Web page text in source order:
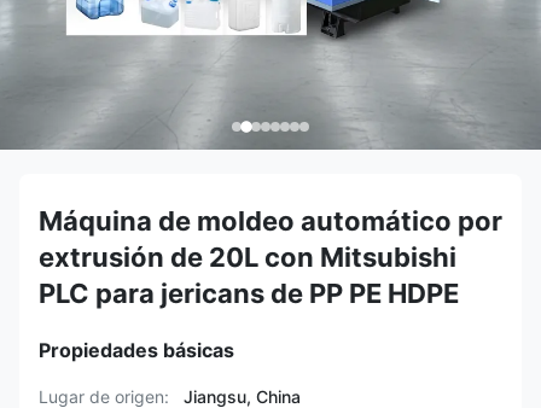
Máquina de moldeo automático por
extrusión de 20L con Mitsubishi
PLC para jericans de PP PE HDPE
Propiedades básicas
Lugar de origen:
Jiangsu, China